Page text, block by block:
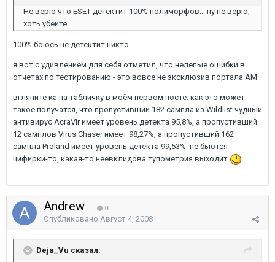
Не верю что ESET детектит 100% полиморфов... ну не верю,
хоть убейте
100% боюсь не детектит никто
я вот с удивлением для себя отметил, что нелепые ошибки в
отчетах по тестированию - это вовсе не эксклюзив портала AM
вгляните ка на табличку в моём первом посте: как это может
такое получатся, что пропустивший 182 сампла из Wildlist чудный
антивирус AcraVir имеет уровень детекта 95,8%, а пропустивший
12 самплов Virus Chaser имеет 98,27%, а пропустивший 162
сампла Proland имеет уровень детекта 99,53%. не бьются
цифирки-то, какая-то неевклидова тупометрия выходит
Andrew 0
Опубликовано Август 4, 2008
Deja_Vu сказал: